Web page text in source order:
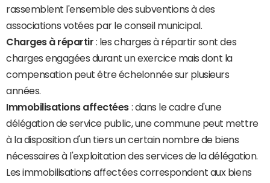
rassemblent l'ensemble des subventions à des
associations votées par le conseil municipal.
Charges à répartir : les charges à répartir sont des
charges engagées durant un exercice mais dont la
compensation peut être échelonnée sur plusieurs
années.
Immobilisations affectées : dans le cadre d'une
délégation de service public, une commune peut mettre
à la disposition d'un tiers un certain nombre de biens
nécessaires à l'exploitation des services de la délégation.
Les immobilisations affectées correspondent aux biens